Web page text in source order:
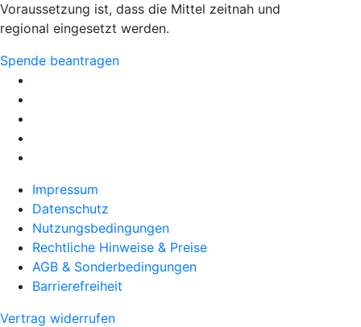
Voraussetzung ist, dass die Mittel zeitnah und
regional eingesetzt werden.
Spende beantragen
Impressum
Datenschutz
Nutzungsbedingungen
Rechtliche Hinweise & Preise
AGB & Sonderbedingungen
Barrierefreiheit
Vertrag widerrufen